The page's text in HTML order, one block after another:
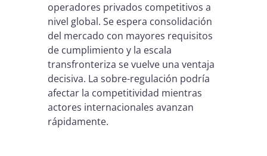
operadores privados competitivos a
nivel global. Se espera consolidación
del mercado con mayores requisitos
de cumplimiento y la escala
transfronteriza se vuelve una ventaja
decisiva. La sobre-regulación podría
afectar la competitividad mientras
actores internacionales avanzan
rápidamente.